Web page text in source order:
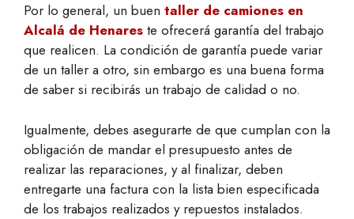
Por lo general, un buen taller de camiones en
Alcalá de Henares te ofrecerá garantía del trabajo
que realicen. La condición de garantía puede variar
de un taller a otro, sin embargo es una buena forma
de saber si recibirás un trabajo de calidad o no.
Igualmente, debes asegurarte de que cumplan con la
obligación de mandar el presupuesto antes de
realizar las reparaciones, y al finalizar, deben
entregarte una factura con la lista bien especificada
de los trabajos realizados y repuestos instalados.